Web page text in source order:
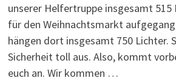
unserer Helfertruppe insgesamt
für den Weihnachtsmarkt
hängen dort insgesamt 750 Lichter.
Sicherheit toll aus. Also, kommt
euch an. Wir kommen …